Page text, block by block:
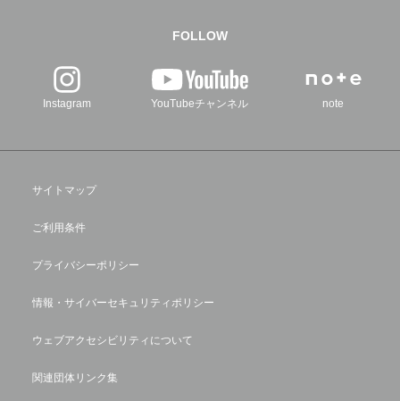
FOLLOW
Instagram YouTubeチャンネル note
サイトマップ
ご利用条件
プライバシーポリシー
情報・サイバーセキュリティポリシー
ウェブアクセシビリティについて
関連団体リンク集